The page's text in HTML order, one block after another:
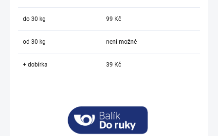
do 30 kg 99 Kč
od 30 kg není možné
+ dobírka 39 Kč